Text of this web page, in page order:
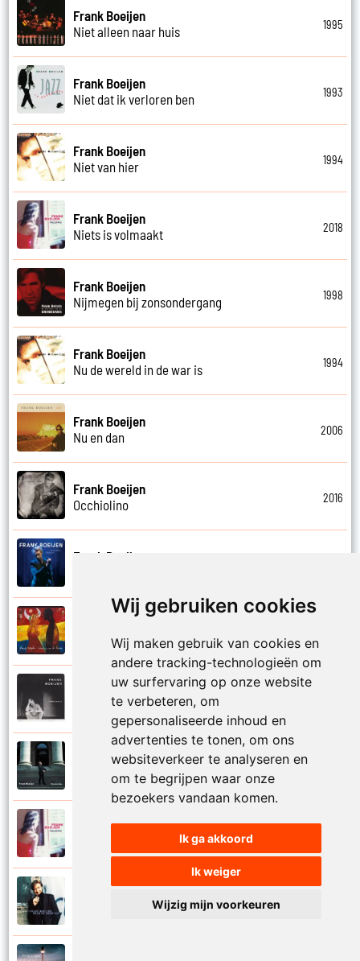
Wij gebruiken cookies
Wij maken gebruik van cookies en
andere tracking-technologieën om
uw surfervaring op onze website
te verbeteren, om
gepersonaliseerde inhoud en
advertenties te tonen, om ons
websiteverkeer te analyseren en
om te begrijpen waar onze
bezoekers vandaan komen.
Ik ga akkoord
Ik weiger
Wijzig mijn voorkeuren
Frank Boeijen
Niet alleen naar huis
1995
Frank Boeijen
Niet dat ik verloren ben
1993
Frank Boeijen
Niet van hier
1994
Frank Boeijen
Niets is volmaakt
2018
Frank Boeijen
Nijmegen bij zonsondergang
1998
Frank Boeijen
Nu de wereld in de war is
1994
Frank Boeijen
Nu en dan
2006
Frank Boeijen
Occhiolino
2016
Frank Boeijen
Onder ons
Frank Boeijen
Onschuld
Frank Boeijen
Op een dag
Frank Boeijen
Open de poorten